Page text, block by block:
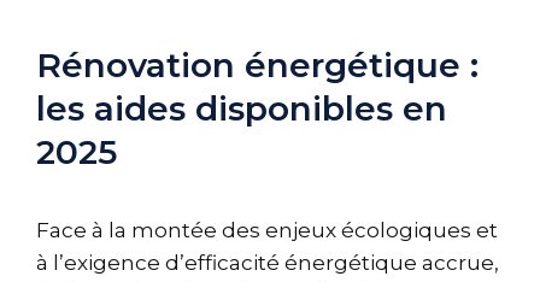
Rénovation énergétique :
les aides disponibles en
2025
Face à la montée des enjeux écologiques et
à l’exigence d’efficacité énergétique accrue,